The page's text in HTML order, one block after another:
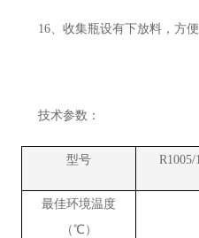
16、收集瓶设有下放料，方便
技术参数：
型号 R1005/
最佳环境温度
（℃）